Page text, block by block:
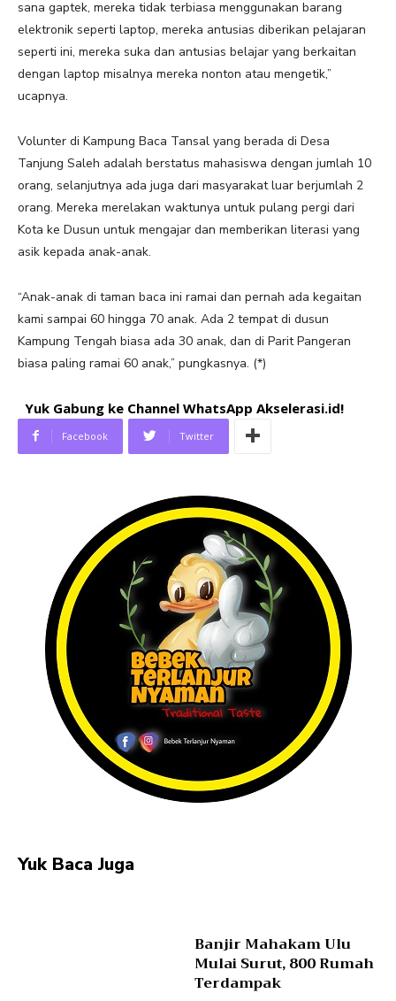
sana gaptek, mereka tidak terbiasa menggunakan barang
elektronik seperti laptop, mereka antusias diberikan pelajaran
seperti ini, mereka suka dan antusias belajar yang berkaitan
dengan laptop misalnya mereka nonton atau mengetik,”
ucapnya.
Volunter di Kampung Baca Tansal yang berada di Desa
Tanjung Saleh adalah berstatus mahasiswa dengan jumlah 10
orang, selanjutnya ada juga dari masyarakat luar berjumlah 2
orang. Mereka merelakan waktunya untuk pulang pergi dari
Kota ke Dusun untuk mengajar dan memberikan literasi yang
asik kepada anak-anak.
“Anak-anak di taman baca ini ramai dan pernah ada kegaitan
kami sampai 60 hingga 70 anak. Ada 2 tempat di dusun
Kampung Tengah biasa ada 30 anak, dan di Parit Pangeran
biasa paling ramai 60 anak,” pungkasnya. (*)
Yuk Gabung ke Channel WhatsApp Akselerasi.id!
Facebook Twitter
Yuk Baca Juga
Banjir Mahakam Ulu
Mulai Surut, 800 Rumah
Terdampak